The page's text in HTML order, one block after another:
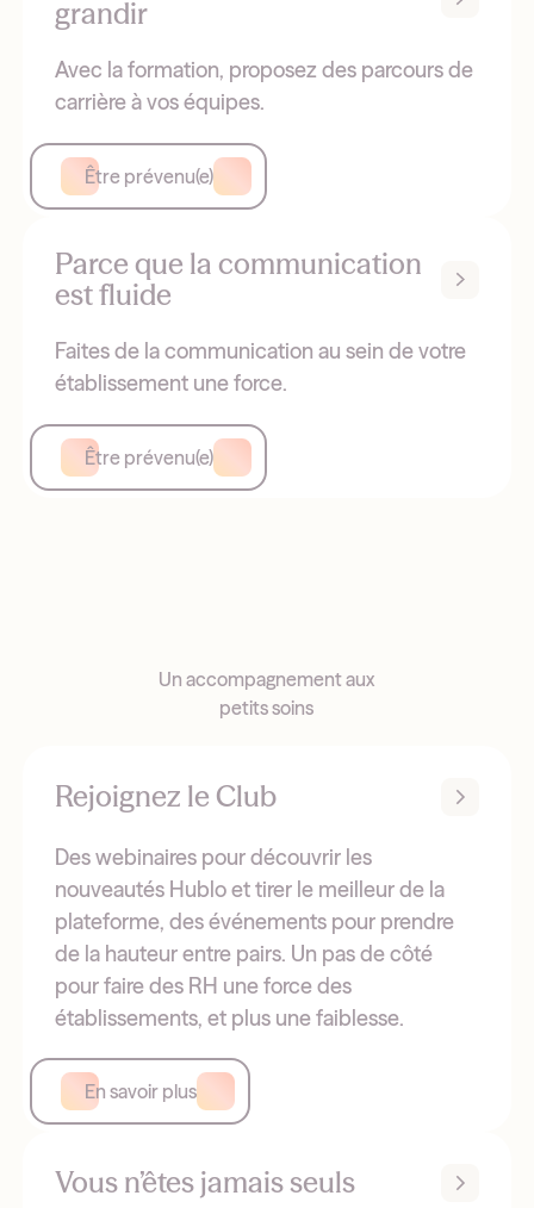
grandir
Avec la formation, proposez des parcours de
carrière à vos équipes.
Être prévenu(e)
Parce que la communication
est fluide
Faites de la communication au sein de votre
établissement une force.
Être prévenu(e)
Un accompagnement aux
petits soins
Rejoignez le Club
Des webinaires pour découvrir les
nouveautés Hublo et tirer le meilleur de la
plateforme, des événements pour prendre
de la hauteur entre pairs. Un pas de côté
pour faire des RH une force des
établissements, et plus une faiblesse.
En savoir plus
Vous n’êtes jamais seuls